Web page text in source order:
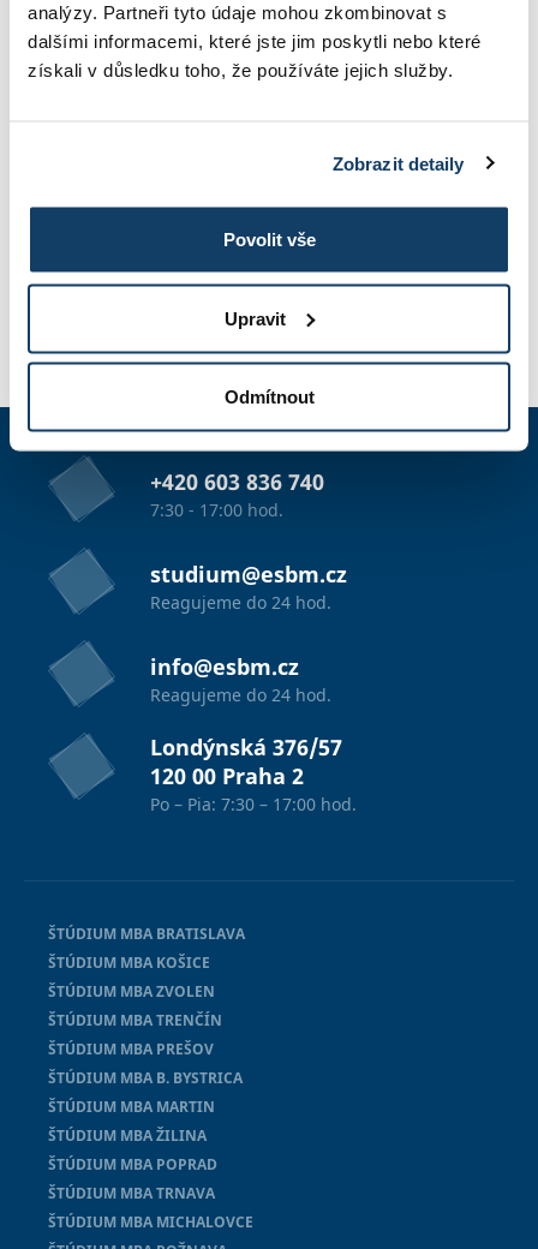
analýzy. Partneři tyto údaje mohou zkombinovat s
dalšími informacemi, které jste jim poskytli nebo které
získali v důsledku toho, že používáte jejich služby.
Zobrazit detaily
Povolit vše
Upravit
Odmítnout
INFORMÁCIE O ŠTÚDIU
PRIHLÁŠKA
+420 603 836 740
7:30 - 17:00 hod.
studium@esbm.cz
Reagujeme do 24 hod.
info@esbm.cz
Reagujeme do 24 hod.
Londýnská 376/57
120 00 Praha 2
Po – Pia: 7:30 – 17:00 hod.
ŠTÚDIUM MBA BRATISLAVA
ŠTÚDIUM MBA KOŠICE
ŠTÚDIUM MBA ZVOLEN
ŠTÚDIUM MBA TRENČÍN
ŠTÚDIUM MBA PREŠOV
ŠTÚDIUM MBA B. BYSTRICA
ŠTÚDIUM MBA MARTIN
ŠTÚDIUM MBA ŽILINA
ŠTÚDIUM MBA POPRAD
ŠTÚDIUM MBA TRNAVA
ŠTÚDIUM MBA MICHALOVCE